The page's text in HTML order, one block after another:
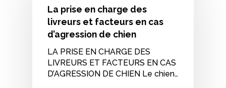
La prise en charge des
livreurs et facteurs en cas
d’agression de chien
LA PRISE EN CHARGE DES
LIVREURS ET FACTEURS EN CAS
D’AGRESSION DE CHIEN Le chien…